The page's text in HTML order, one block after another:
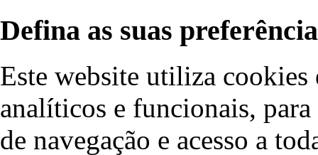
Defina as suas
Este website utiliza cookies
analíticos e funcionais,
de navegação e acesso a